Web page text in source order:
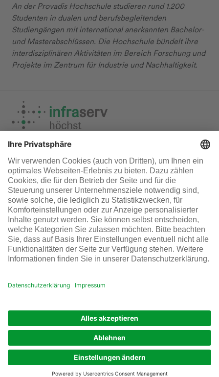
An der Provadis Hochschule studieren rund 1.200
Studenten in dualen und berufsbegleitenden
Studiengängen mit international anerkannten Bachelor-
und Masterabschlüssen. Die Hochschule bündelt ihre
interdisziplinären Aktivitäten im Bereich Forschung und
Projekte im Zentrum für Industrie und Nachhaltigkeit.
Medien
Infraserv Höchst
Karriere bei uns
© Infraserv Höchst
Cookie-Einstellungen